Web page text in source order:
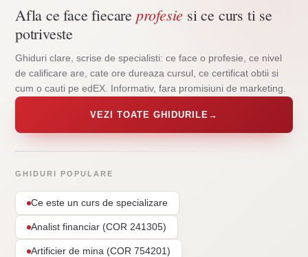
Afla ce face fiecare profesie si ce curs ti se
potriveste
Ghiduri clare, scrise de specialisti: ce face o profesie, ce nivel
de calificare are, cate ore dureaza cursul, ce certificat obtii si
cum o cauti pe edEX. Informativ, fara promisiuni de marketing.
VEZI TOATE GHIDURILE →
GHIDURI POPULARE
Ce este un curs de specializare
Analist financiar (COR 241305)
Artificier de mina (COR 754201)